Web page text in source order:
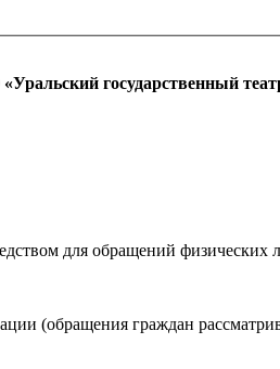
Применить
государственный
для обращений физических
(обращения граждан